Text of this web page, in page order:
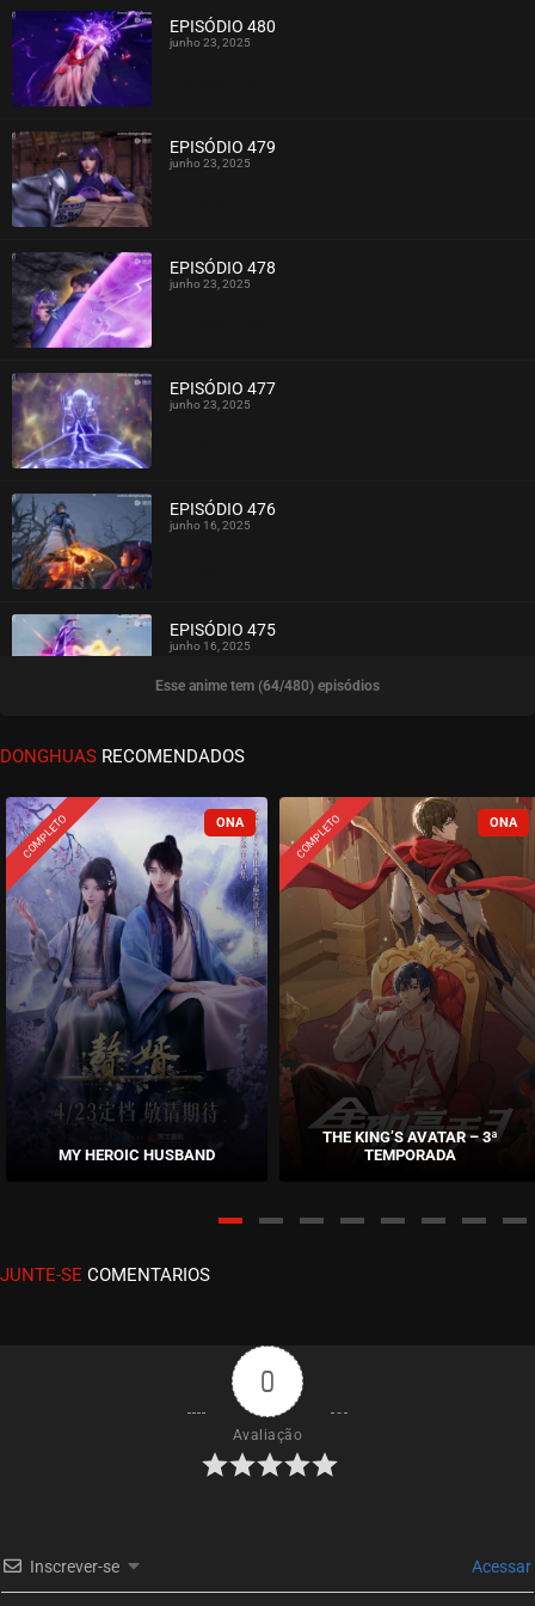
EPISÓDIO 480
junho 23, 2025
EPISÓDIO 479
junho 23, 2025
EPISÓDIO 478
junho 23, 2025
EPISÓDIO 477
junho 23, 2025
EPISÓDIO 476
junho 16, 2025
ASSISTIDO
EPISÓDIO 475
junho 16, 2025
ASSISTIDO
EPISÓDIO 474
ASSISTIDO
EPISÓDIO 473
junho 16, 2025
ASSISTIDO
EPISÓDIO 472
junho 16, 2025
EPISÓDIO 471
junho 16, 2025
ASSISTIDO
EPISÓDIO 469
maio 23, 2025
EPISÓDIO 468
EPISÓDIO 467
Esse anime tem (64/480) episódios
DONGHUAS RECOMENDADOS
COMPLETO
MY HEROIC HUSBAND
COMPLETO
THE KING’S AVATAR – 3ª
TEMPORADA
JUNTE-SE COMENTARIOS
0
Avaliação
Inscrever-se Acessar